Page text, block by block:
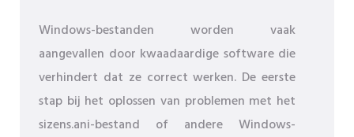
Windows-bestanden worden vaak
aangevallen door kwaadaardige software die
verhindert dat ze correct werken. De eerste
stap bij het oplossen van problemen met het
sizens.ani-bestand of andere Windows-